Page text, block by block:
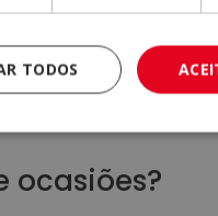
para alcançar o
tem lugar.
como cada indivíduo
ocasiões?
TODOS